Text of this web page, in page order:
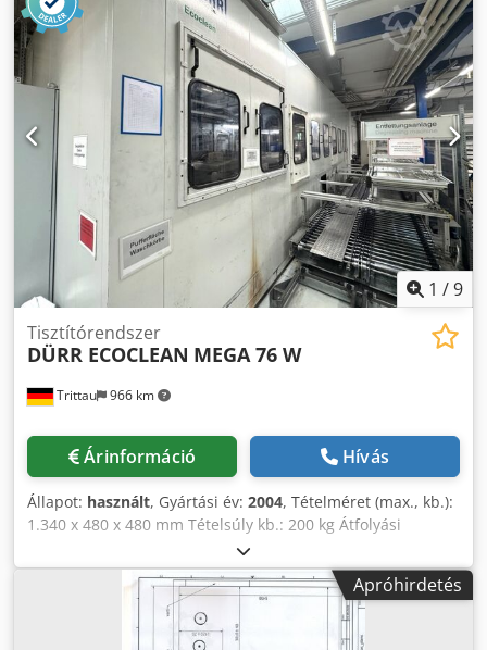
berendezés: 4 000 W, 25 kHz # Átlagos rakodási tömeg kb.
100 kg; maximális 150 kg # Gép tömege: 6 000 kg
Dwodpfoxwm Dbsx Actoa Elektromos felszereltség # Üzemi
feszültség: 400V, 3 fázis # Csatlakozási teljesítmény: 80 kVA
/ névleges áram 152A Méretek # Gép mérete (H×Sz×M): 2
000 × 2 850 (Sonowatt 4 500-zal) × 2 500 mm Az eszköz
tartalma: # Főgép LPW / automatizált szállítószalag +
ultrahangos SONOWAT egység Gép állapota: Főgép
MŰKÖDIK – vákuumszivattyú cserére szorul (raktáron
elérhető), a kezelőpanel biztonsági kapcsolóját cserélni kell
Ultrahangos Sonowat nem működik – a 2. öblítőfürdő
golyósorsója elkopott
1 /9
Trittau 966 km
Tisztítórendszer
DÜRR ECOCLEAN MEGA 76 W
Árinformáció Hívás
Állapot: használt, Gyártási év: 2004, Tételméret (max., kb.):
1.340 x 480 x 480 mm Tételsúly kb.: 200 kg Átfolyási
teljesítmény kb.: 3.000 kg/h Ciklusidő kb.: 4 perc Betöltési
magasság: 460 mm Fűtőteljesítmény: 150 kW Felfűtési idő
kb.: 3 óra Szükséges sűrített levegő: 6 bar Frissvíz: 3 bar
Üzemóra kb.: 77.034 h Teljesítményigény kb.: 192 kW A gép
tömege kb.: 11 t Helyigény kb.: 3,60 x 10,10 x 3,25 m
Apróhirdetés